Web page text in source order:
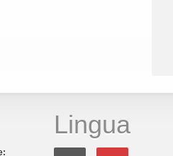
Lingua